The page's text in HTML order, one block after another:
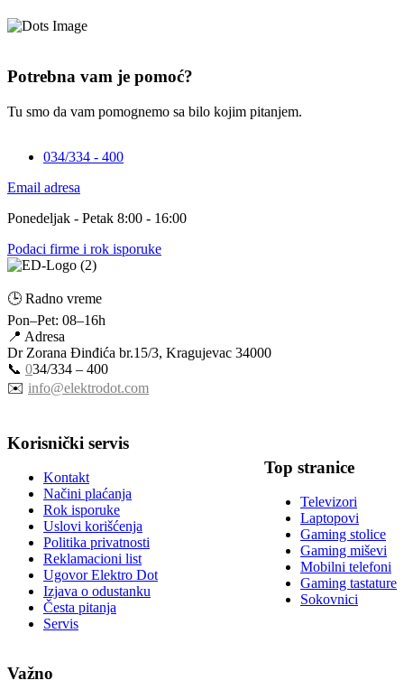
Potrebna vam je pomoć?
Tu smo da vam pomognemo sa bilo kojim pitanjem.
034/334 - 400
Email adresa
Ponedeljak - Petak 8:00 - 16:00
Podaci firme i rok isporuke
🕒 Radno vreme
Pon–Pet: 08–16h
📍 Adresa
Dr Zorana Đinđića br.15/3, Kragujevac 34000
📞 034/334 – 400
✉️ info@elektrodot.com
Korisnički servis
Kontakt
Načini plaćanja
Rok isporuke
Uslovi korišćenja
Politika privatnosti
Reklamacioni list
Ugovor Elektro Dot
Izjava o odustanku
Česta pitanja
Servis
Top stranice
Televizori
Laptopovi
Gaming stolice
Gaming miševi
Mobilni telefoni
Gaming tastature
Sokovnici
Važno